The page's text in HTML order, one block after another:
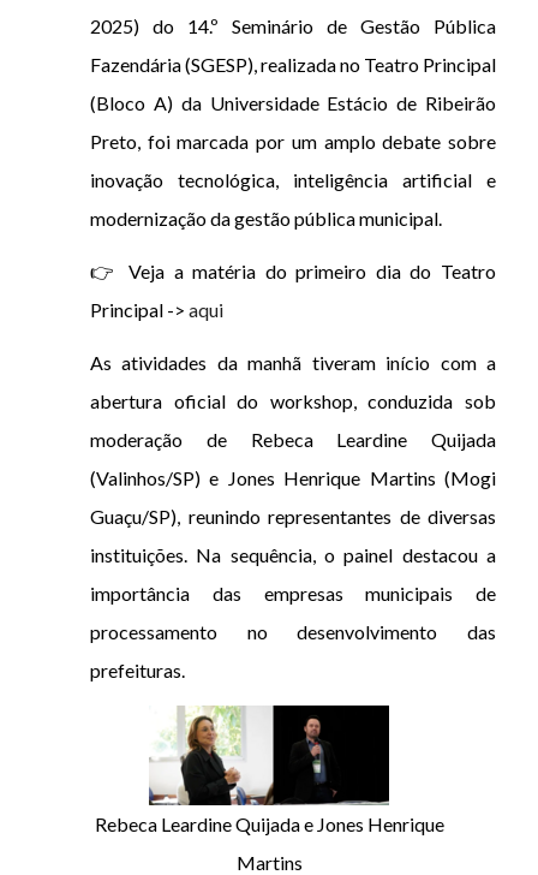
2025) do 14.º Seminário de Gestão Pública
Fazendária (SGESP), realizada no Teatro Principal
(Bloco A) da Universidade Estácio de Ribeirão
Preto, foi marcada por um amplo debate sobre
inovação tecnológica, inteligência artificial e
modernização da gestão pública municipal.
👉 Veja a matéria do primeiro dia do Teatro
Principal -> aqui
As atividades da manhã tiveram início com a
abertura oficial do workshop, conduzida sob
moderação de Rebeca Leardine Quijada
(Valinhos/SP) e Jones Henrique Martins (Mogi
Guaçu/SP), reunindo representantes de diversas
instituições. Na sequência, o painel destacou a
importância das empresas municipais de
processamento no desenvolvimento das
prefeituras.
Rebeca Leardine Quijada e Jones Henrique
Martins